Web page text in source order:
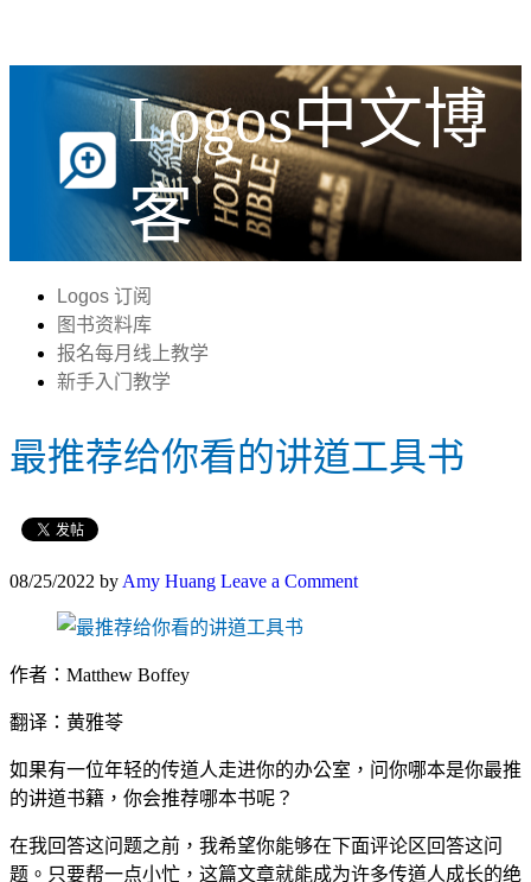
Logos中文博
客
Logos 订阅
图书资料库
报名每月线上教学
新手入门教学
最推荐给你看的讲道工具书
08/25/2022 by Amy Huang Leave a Comment
作者：Matthew Boffey
翻译：黄雅苓
如果有一位年轻的传道人走进你的办公室，问你哪本是你最推
的讲道书籍，你会推荐哪本书呢？
在我回答这问题之前，我希望你能够在下面评论区回答这问
题。只要帮一点小忙，这篇文章就能成为许多传道人成长的绝